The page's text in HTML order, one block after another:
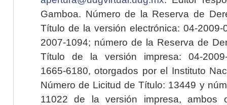
Gamboa. Número de la Reserva de
Título de la versión electrónica: 04-2009-
2007-1094; número de la Reserva de
Título de la versión impresa: 04-2009-
1665-6180, otorgados por el Instituto
Número de Licitud de Título: 13449 y
11022 de la versión impresa, ambos